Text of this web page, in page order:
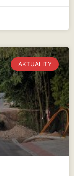
AKTUALITY